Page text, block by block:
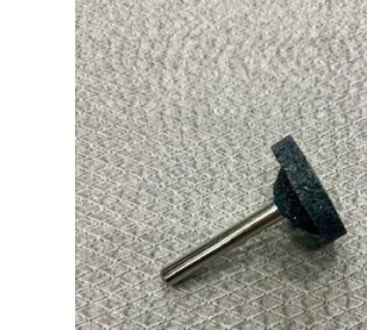
NÁDOBY
Kemping
NÁBYTEK - spojovací materiál
Ploty a pletiva
Úložné boxy na nářadí
Ochranné pomůcky
Keramické brusivo
Brusné keramické kotouče